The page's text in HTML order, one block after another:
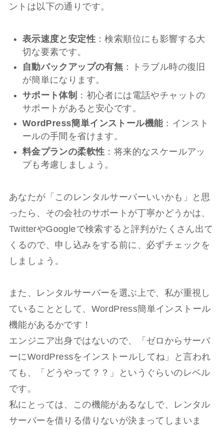
ントは以下の通りです。
表示速度と安定性 ：検索順位にも影響する大
切な要素です。
自動バックアップの有無 ：トラブル時の復旧
が簡単になります。
サポート体制 ：初心者には電話やチャットの
サポートがあると安心です。
WordPress簡単インストール機能：インスト
ールの手間を省けます。
料金プランの柔軟性 ：将来的なスケールアッ
プも考慮しましょう。
あなたが「このレンタルサーバーいいかも」と思
ったら、その会社のサポートが丁寧かどうかは、
TwitterやGoogleで検索すると評判がたくさん出て
くるので、申し込みをする前に、必ずチェックを
しましょう。
また、レンタルサーバーを選ぶ上で、私が重視し
ていることとして、WordPress簡単インストール
機能があるかです！
エンジニア出身ではないので、「ゼロからサーバ
ーにWordPressをインストールしてね」と言われ
ても、「どうやって？？」というぐらいのレベル
です。
私にとっては、この機能があるなしで、レンタル
サーバーを借りる借りないが決まってしまいま